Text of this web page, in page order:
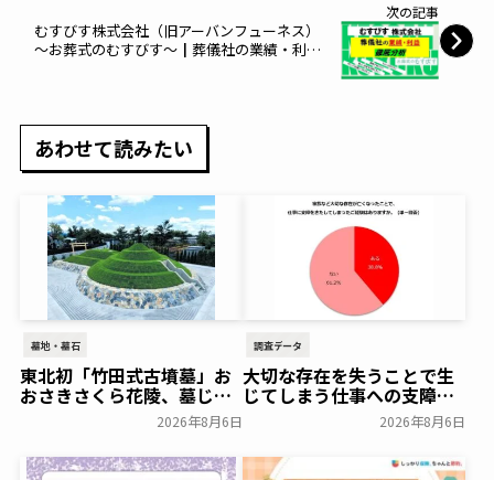
次の記事
むすびす株式会社（旧アーバンフューネス）
～お葬式のむすびす～┃葬儀社の業績・利益
あわせて読みたい
墓地・墓石
東北初「竹田式古墳墓」お
おさきさくら花陵、墓じま
いのご負担を軽減する「墓
じまいアシストプラン」を
開始 ─ 合同永久埋葬（合祀
墓）への改葬がお二人目以
2026年8月6日
調査データ
大切な存在を失うことで生
じてしまう仕事への支障
「経験がある」38.8％～ビ
ースタイルグループ～
一般公開
2026年8月6日